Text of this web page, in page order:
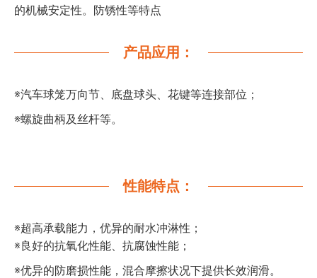
的机械安定性。防锈性等特点
产品应用：
※汽车球笼万向节、底盘球头、花键等连接部位；
※螺旋曲柄及丝杆等。
性能特点：
※超高承载能力，优异的耐水冲淋性；
※良好的抗氧化性能、抗腐蚀性能；
※优异的防磨损性能，混合摩擦状况下提供长效润滑。